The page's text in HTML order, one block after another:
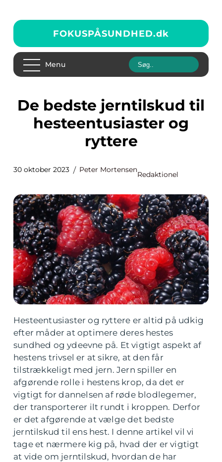
FOKUSPÅSUNDHED.dk
Menu
De bedste jerntilskud til
hesteentusiaster og
ryttere
30 oktober 2023 Peter Mortensen
Redaktionel
Hesteentusiaster og ryttere er altid på udkig
efter måder at optimere deres hestes
sundhed og ydeevne på. Et vigtigt aspekt af
hestens trivsel er at sikre, at den får
tilstrækkeligt med jern. Jern spiller en
afgørende rolle i hestens krop, da det er
vigtigt for dannelsen af røde blodlegemer,
der transporterer ilt rundt i kroppen. Derfor
er det afgørende at vælge det bedste
jerntilskud til ens hest. I denne artikel vil vi
tage et nærmere kig på, hvad der er vigtigt
at vide om jerntilskud, hvordan de har